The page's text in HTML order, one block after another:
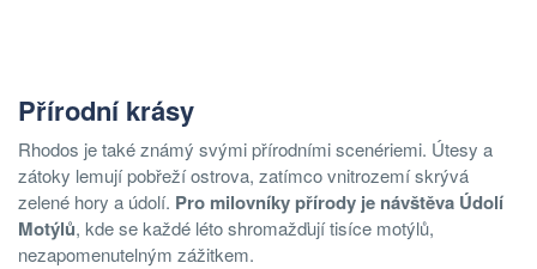
Přírodní krásy
Rhodos je také známý svými přírodními scenériemi. Útesy a
zátoky lemují pobřeží ostrova, zatímco vnitrozemí skrývá
zelené hory a údolí. Pro milovníky přírody je návštěva Údolí
Motýlů, kde se každé léto shromažďují tisíce motýlů,
nezapomenutelným zážitkem.